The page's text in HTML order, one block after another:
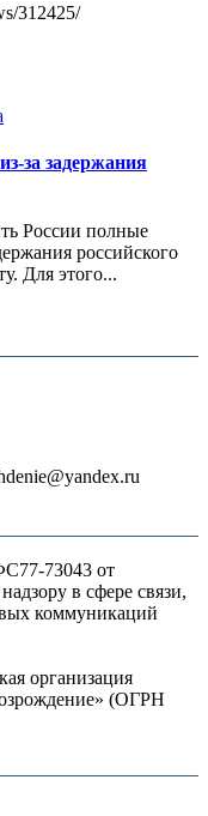
312425/
за задержания
России полные
российского
Для этого...
73043 от
в сфере связи,
коммуникаций
организация
(ОГРН